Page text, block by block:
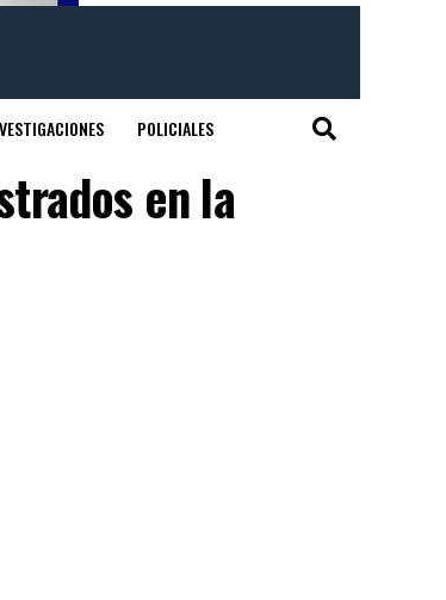
POLICIALES
en la